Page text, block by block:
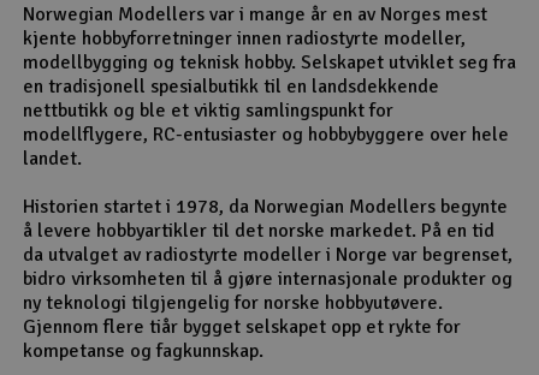
Norwegian Modellers var i mange år en av Norges mest
kjente hobbyforretninger innen radiostyrte modeller,
modellbygging og teknisk hobby. Selskapet utviklet seg fra
en tradisjonell spesialbutikk til en landsdekkende
nettbutikk og ble et viktig samlingspunkt for
modellflygere, RC-entusiaster og hobbybyggere over hele
landet.
Historien startet i 1978, da Norwegian Modellers begynte
å levere hobbyartikler til det norske markedet. På en tid
da utvalget av radiostyrte modeller i Norge var begrenset,
bidro virksomheten til å gjøre internasjonale produkter og
ny teknologi tilgjengelig for norske hobbyutøvere.
Gjennom flere tiår bygget selskapet opp et rykte for
kompetanse og fagkunnskap.